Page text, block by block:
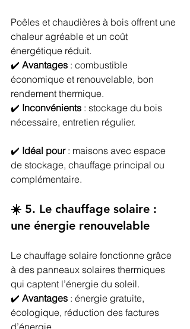
Poêles et chaudières à bois offrent une
chaleur agréable et un coût
énergétique réduit.
✔️ Avantages : combustible
économique et renouvelable, bon
rendement thermique.
✔️ Inconvénients : stockage du bois
nécessaire, entretien régulier.
✔️ Idéal pour : maisons avec espace
de stockage, chauffage principal ou
complémentaire.
☀️ 5. Le chauffage solaire :
une énergie renouvelable
Le chauffage solaire fonctionne grâce
à des panneaux solaires thermiques
qui captent l’énergie du soleil.
✔️ Avantages : énergie gratuite,
écologique, réduction des factures
d’énergie.